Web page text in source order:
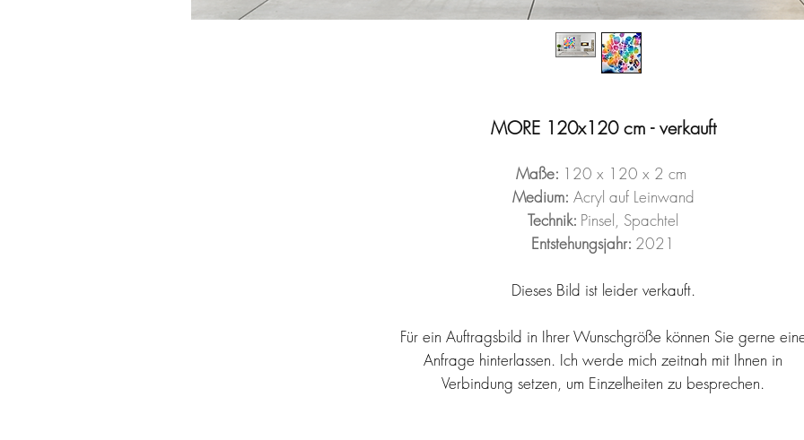
MORE 120x120 cm - verkauft
Maße: 120 x 120 x 2 cm
Medium: Acryl auf Leinwand
Technik: Pinsel, Spachtel
Entstehungsjahr: 2021
Dieses Bild ist leider verkauft.
Für ein Auftragsbild in Ihrer Wunschgröße können Sie gerne
Anfrage hinterlassen. Ich werde mich zeitnah mit Ihnen in
Verbindung setzen, um Einzelheiten zu besprechen.